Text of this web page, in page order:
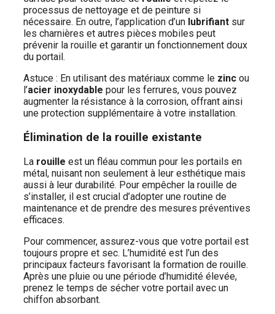
processus de nettoyage et de peinture si
nécessaire. En outre, l’application d’un lubrifiant sur
les charnières et autres pièces mobiles peut
prévenir la rouille et garantir un fonctionnement doux
du portail.
Astuce : En utilisant des matériaux comme le zinc ou
l’acier inoxydable pour les ferrures, vous pouvez
augmenter la résistance à la corrosion, offrant ainsi
une protection supplémentaire à votre installation.
Élimination de la rouille existante
La rouille est un fléau commun pour les portails en
métal, nuisant non seulement à leur esthétique mais
aussi à leur durabilité. Pour empêcher la rouille de
s’installer, il est crucial d’adopter une routine de
maintenance et de prendre des mesures préventives
efficaces.
Pour commencer, assurez-vous que votre portail est
toujours propre et sec. L’humidité est l’un des
principaux facteurs favorisant la formation de rouille.
Après une pluie ou une période d’humidité élevée,
prenez le temps de sécher votre portail avec un
chiffon absorbant.